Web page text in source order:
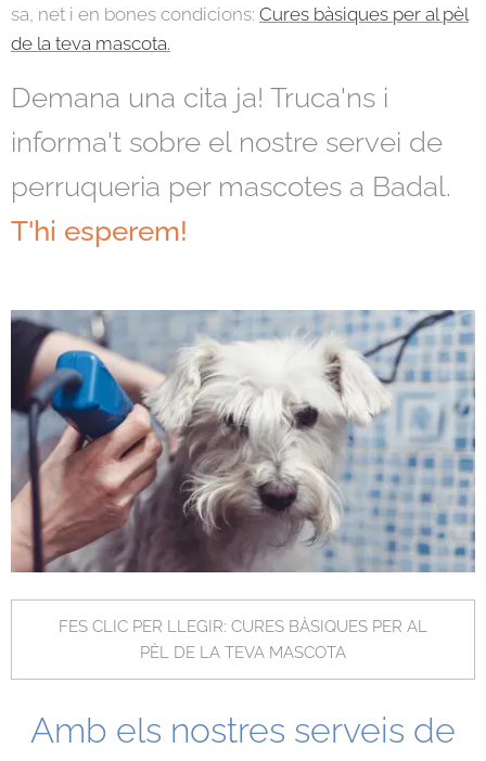
sa, net i en bones condicions: Cures bàsiques per al pèl
de la teva mascota.
Demana una cita ja! Truca'ns i
informa't sobre el nostre servei de
perruqueria per mascotes a Badal.
T'hi esperem!
FES CLIC PER LLEGIR: CURES BÀSIQUES PER AL
PÈL DE LA TEVA MASCOTA
Amb els nostres serveis de